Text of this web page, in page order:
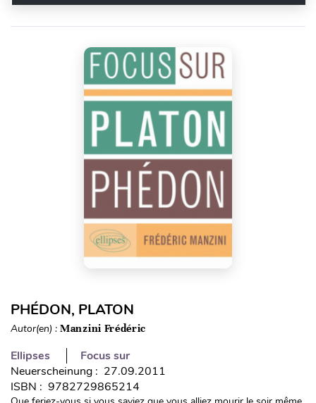
PHÉDON, PLATON
Autor(en) : Manzini Frédéric
Ellipses
Focus sur
Neuerscheinung : 27.09.2011
ISBN : 9782729865214